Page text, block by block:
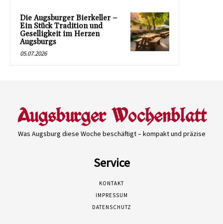
Die Augsburger Bierkeller –
Ein Stück Tradition und
Geselligkeit im Herzen
Augsburgs
05.07.2026
Was Augsburg diese Woche beschäftigt – kompakt und präzise
Service
KONTAKT
IMPRESSUM
DATENSCHUTZ